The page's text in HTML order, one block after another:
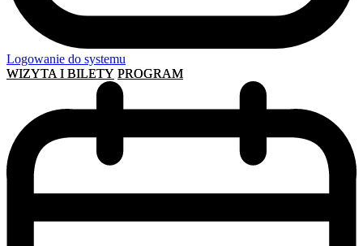
Logowanie do systemu
WIZYTA I BILETY PROGRAM